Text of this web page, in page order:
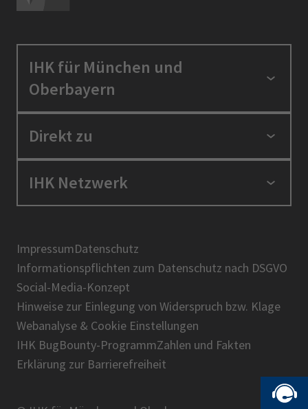
IHK für München und
Oberbayern
Standortpolitik
Berufszugang
Über uns
Direkt zu
Positionen
Presse
IHK-Magazin
IHK Netzwerk
BIHK
DIHK
AHK
IHK-Standortportal Bayern
ImpressumDatenschutz
Informationspflichten zum Datenschutz nach DSGVO
Social-Media-Konzept
Hinweise zur Einlegung von Widerspruch bzw. Klage
Webanalyse & Cookie Einstellungen
IHK BugBounty-ProgrammZahlen und Fakten
Erklärung zur Barrierefreiheit